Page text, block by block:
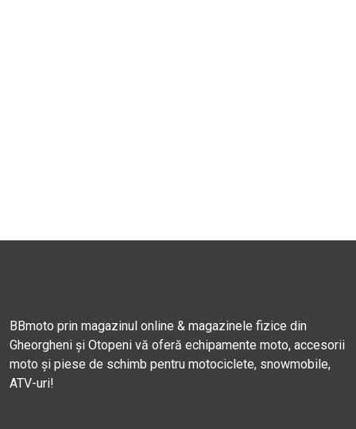
BBmoto prin magazinul online & magazinele fizice din
Gheorgheni și Otopeni vă oferă echipamente moto, accesorii
moto și piese de schimb pentru motociclete, snowmobile,
ATV-uri!